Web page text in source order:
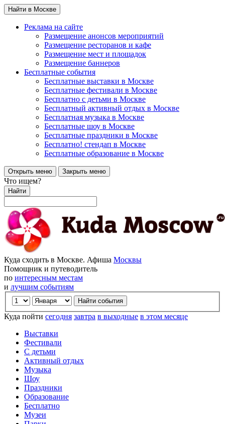
Найти в Москве
Реклама на сайте
Размещение анонсов мероприятий
Размещение ресторанов и кафе
Размещение мест и площадок
Размещение баннеров
Бесплатные события
Бесплатные выставки в Москве
Бесплатные фестивали в Москве
Бесплатно с детьми в Москве
Бесплатный активный отдых в Москве
Бесплатная музыка в Москве
Бесплатные шоу в Москве
Бесплатные праздники в Москве
Бесплатно! стендап в Москве
Бесплатные образование в Москве
Открыть меню Закрыть меню
Что ищем?
Найти
Куда сходить в Москве. Афиша Москвы
Помощник и путеводитель
по интересным местам
и лучшим событиям
Куда пойти сегодня завтра в выходные в этом месяце
Выставки
Фестивали
С детьми
Активный отдых
Музыка
Шоу
Праздники
Образование
Бесплатно
Музеи